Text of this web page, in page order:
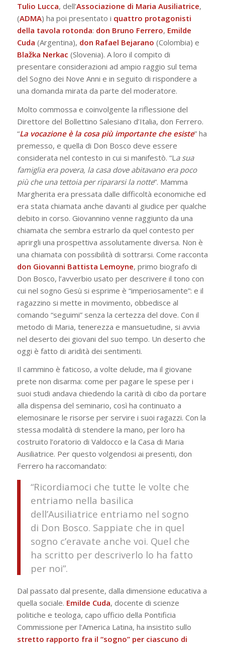
Tulio Lucca, dell’Associazione di Maria Ausiliatrice,
(ADMA) ha poi presentato i quattro protagonisti
della tavola rotonda: don Bruno Ferrero, Emilde
Cuda (Argentina), don Rafael Bejarano (Colombia) e
Blažka Nerkac (Slovenia). A loro il compito di
presentare considerazioni ad ampio raggio sul tema
del Sogno dei Nove Anni e in seguito di rispondere a
una domanda mirata da parte del moderatore.
Molto commossa e coinvolgente la riflessione del
Direttore del Bollettino Salesiano d’Italia, don Ferrero.
“La vocazione è la cosa più importante che esiste” ha
premesso, e quella di Don Bosco deve essere
considerata nel contesto in cui si manifestò. “L a sua
famiglia era povera, la casa dove abitavano era poco
più che una tettoia per ripararsi la notte”. Mamma
Margherita era pressata dalle difficoltà economiche ed
era stata chiamata anche davanti al giudice per qualche
debito in corso. Giovannino venne raggiunto da una
chiamata che sembra estrarlo da quel contesto per
aprirgli una prospettiva assolutamente diversa. Non è
una chiamata con possibilità di sottrarsi. Come racconta
don Giovanni Battista Lemoyne, primo biografo di
Don Bosco, l’avverbio usato per descrivere il tono con
cui nel sogno Gesù si esprime è “imperiosamente”: e il
ragazzino si mette in movimento, obbedisce al
comando “seguimi” senza la certezza del dove. Con il
metodo di Maria, tenerezza e mansuetudine, si avvia
nel deserto dei giovani del suo tempo. Un deserto che
oggi è fatto di aridità dei sentimenti.
Il cammino è faticoso, a volte delude, ma il giovane
prete non disarma: come per pagare le spese per i
suoi studi andava chiedendo la carità di cibo da portare
alla dispensa del seminario, così ha continuato a
elemosinare le risorse per servire i suoi ragazzi. Con la
stessa modalità di stendere la mano, per loro ha
costruito l’oratorio di Valdocco e la Casa di Maria
Ausiliatrice. Per questo volgendosi ai presenti, don
Ferrero ha raccomandato:
“Ricordiamoci che tutte le volte che
entriamo nella basilica
dell’Ausiliatrice entriamo nel sogno
di Don Bosco. Sappiate che in quel
sogno c’eravate anche voi. Quel che
ha scritto per descriverlo lo ha fatto
per noi”.
Dal passato dal presente, dalla dimensione educativa a
quella sociale. Emilde Cuda, docente di scienze
politiche e teologa, capo ufficio della Pontificia
Commissione per l’America Latina, ha insistito sullo
stretto rapporto fra il “sogno” per ciascuno di